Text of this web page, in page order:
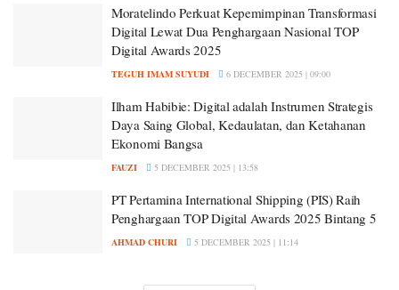
Moratelindo Perkuat Kepemimpinan Transformasi
Digital Lewat Dua Penghargaan Nasional TOP
Digital Awards 2025
TEGUH IMAM SUYUDI 6 DECEMBER 2025 | 09:00
Ilham Habibie: Digital adalah Instrumen Strategis
Daya Saing Global, Kedaulatan, dan Ketahanan
Ekonomi Bangsa
FAUZI 5 DECEMBER 2025 | 13:58
PT Pertamina International Shipping (PIS) Raih
Penghargaan TOP Digital Awards 2025 Bintang 5
AHMAD CHURI 5 DECEMBER 2025 | 11:14